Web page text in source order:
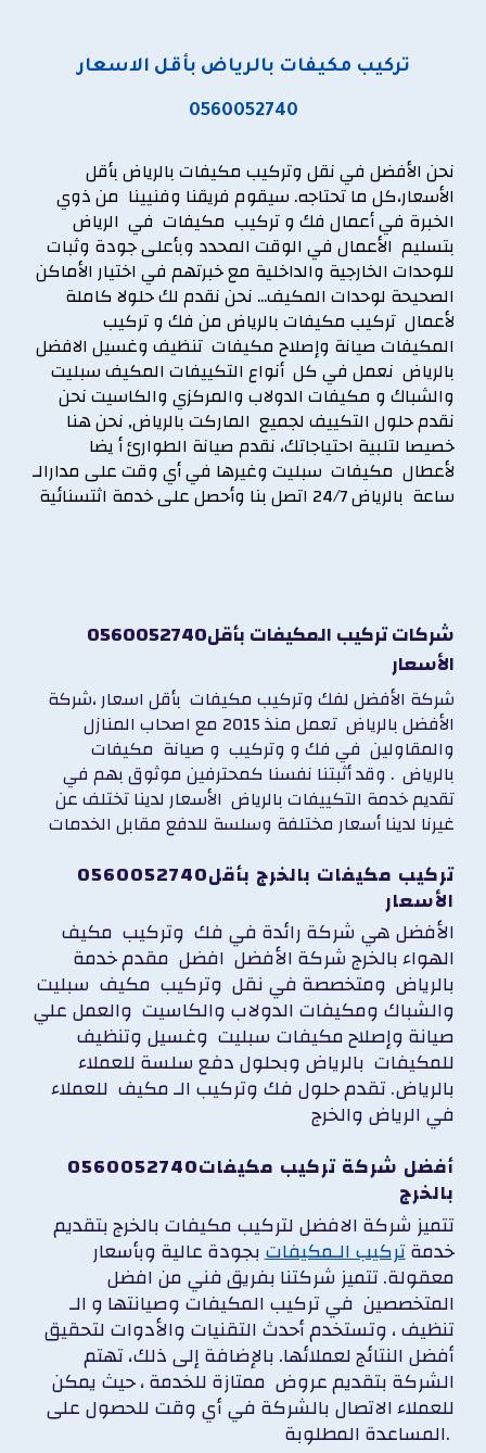
تركيب مكيفات بالرياض بأقل الاسعار
0560052740
نحن الأفضل فينقل وتركيب مكيفات بالرياض بأقل
الأسعار،كل ما تحتاجه. سيقوم فريقنا وفنيينا من ذوي
الخبرة في أعمال فك و تركيب مكيفات في الرياض
بتسليم الأعمال في الوقت المحدد وبأعلى جودة وثبات
للوحدات الخارجية والداخلية مع خبرتهم في اختيار الأماكن
الصحيحة لوحدات المكيف... نحن نقدم لك حلولا كاملة
لأعمال تركيب مكيفات بالرياض من فك و تركيب
المكيفاتصيانة وإصلاح مكيفات تنظيف وغسيل الافضل
بالرياض نعمل في كل أنواع التكييفات المكيف سبليت
والشباك و مكيفات الدولاب والمركزي والكاسيت نحن
نقدم حلول التكييف لجميع الماركت بالرياض٫ نحن هنا
خصيصا لتلبية احتياجاتك، نقدم صيانة الطوارئ أ يضا
لأعطال مكيفات سبليت وغيرها في أي وقت على مدارالـ
ساعة بالرياض 24/7 اتصل بنا وأحصل على خدمة اثتسنائية
0560052740شركات تركيب المكيفات بأقل
الأسعار
شركة الأفضل لفك وتركيب مكيفات بأقل اسعار ،شركة
الأفضل بالرياض تعمل منذ 2015 مع اصحاب المنازل
والمقاولين في فك و وتركيب و صيانة مكيفات
بالرياض . وقد أثبتنا نفسنا كمحترفين موثوق بهم في
تقديم خدمة التكييفات بالرياض الأسعار لدينا تختلف عن
غيرنا لدينا أسعار مختلفة وسلسة للدفع مقابل الخدمات
0560052740تركيب مكيفات بالخرج بأقل
الأسعار
الأفضل هي شركة رائدة في فك وتركيب مكيف
الهواء بالخرج شركة الأفضل افضل مقدم خدمة
بالرياض ومتخصصة فينقل وتركيب مكيف سبليت
والشباك ومكيفات الدولاب والكاسيت والعمل علي
صيانة وإصلاح مكيفات سبليت وغسيل وتنظيف
للمكيفات بالرياض وبحلول دفع سلسة للعملاء
بالرياض. تقدم حلول فك وتركيب الـ مكيف للعملاء
في الرياض والخرج
0560052740أفضل شركة تركيب مكيفات
بالخرج
تتميز شركة الافضللتركيب مكيفات بالخرجبتقديم
خدمةتركيب الـمكيفاتبجودة عالية وبأسعار
معقولة. تتميز شركتنا بفريق فني من افضل
المتخصصين فيتركيب المكيفات وصيانتهاو الـ
تنظيف ، وتستخدم أحدث التقنيات والأدوات لتحقيق
أفضل النتائج لعملائها. بالإضافة إلى ذلك، تهتم
الشركة بتقديم عروض ممتازة للخدمة ، حيث يمكن
للعملاء الاتصال بالشركة في أي وقت للحصول على
المساعدة المطلوبة.